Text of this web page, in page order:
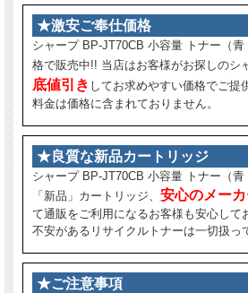
★激安ご奉仕価格
シャープ BP-JT70CB 小容量 トナー（
格で販売中!! 当店はお客様がお探しのシ
底値引き してお求めやすい価格でご
料金は価格に含まれておりません。
★良質な新品カートリッジ
シャープ BP-JT70CB 小容量 トナー（
「新品」カートリッジ、 安心のメー
て通販をご利用になるお客様も安心して
不安があるリサイクルトナーは一切扱っ
★ご注意事項